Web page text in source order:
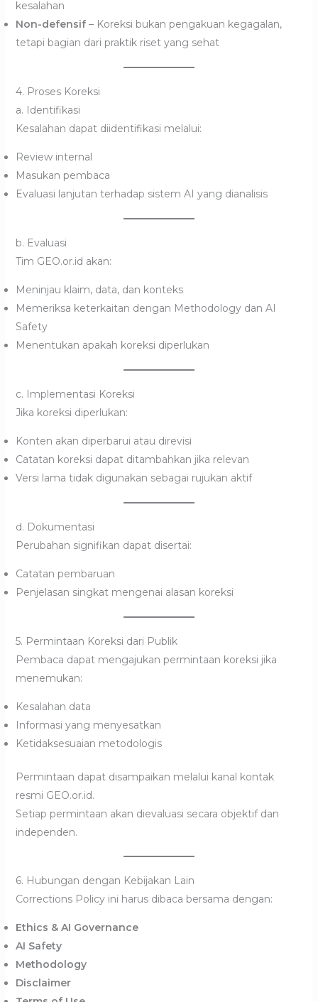
kesalahan
Non-defensif– Koreksi bukan pengakuan kegagalan,
tetapi bagian dari praktik riset yang sehat
4. Proses Koreksi
a. Identifikasi
Kesalahan dapat diidentifikasi melalui:
Review internal
Masukan pembaca
Evaluasi lanjutan terhadap sistem AI yang dianalisis
b. Evaluasi
Tim GEO.or.id akan:
Meninjau klaim, data, dan konteks
Memeriksa keterkaitan dengan Methodology dan AI
Safety
Menentukan apakah koreksi diperlukan
c. Implementasi Koreksi
Jika koreksi diperlukan:
Konten akan diperbarui atau direvisi
Catatan koreksi dapat ditambahkan jika relevan
Versi lama tidak digunakan sebagai rujukan aktif
d. Dokumentasi
Perubahan signifikan dapat disertai:
Catatan pembaruan
Penjelasan singkat mengenai alasan koreksi
5. Permintaan Koreksi dari Publik
Pembaca dapat mengajukan permintaan koreksi jika
menemukan:
Kesalahan data
Informasi yang menyesatkan
Ketidaksesuaian metodologis
Permintaan dapat disampaikan melalui kanal kontak
resmi GEO.or.id.
Setiap permintaan akan dievaluasi secara objektif dan
independen.
6. Hubungan dengan Kebijakan Lain
Corrections Policy ini harus dibaca bersama dengan:
Ethics & AI Governance
AI Safety
Methodology
Disclaimer